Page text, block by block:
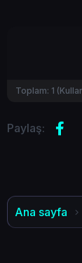
Toplam: 1
Paylaş:
Ana sayfa